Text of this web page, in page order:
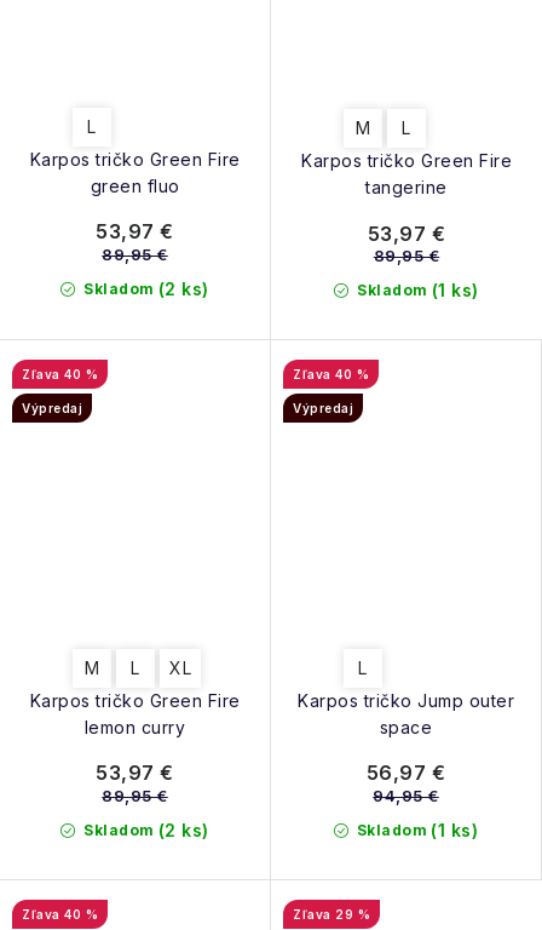
Karpos tričko Green Fire
green fluo
L
Skladom (2 ks)
53,97 €
89,95 €
Karpos tričko Green Fire
tangerine
M L
Skladom (1 ks)
53,97 €
89,95 €
Karpos tričko Green Fire
lemon curry
40 %
Výpredaj
M L XL
Skladom (2 ks)
53,97 €
89,95 €
Karpos tričko Jump outer
space
40 %
Výpredaj
L
Skladom (1 ks)
56,97 €
94,95 €
40 % 29 %